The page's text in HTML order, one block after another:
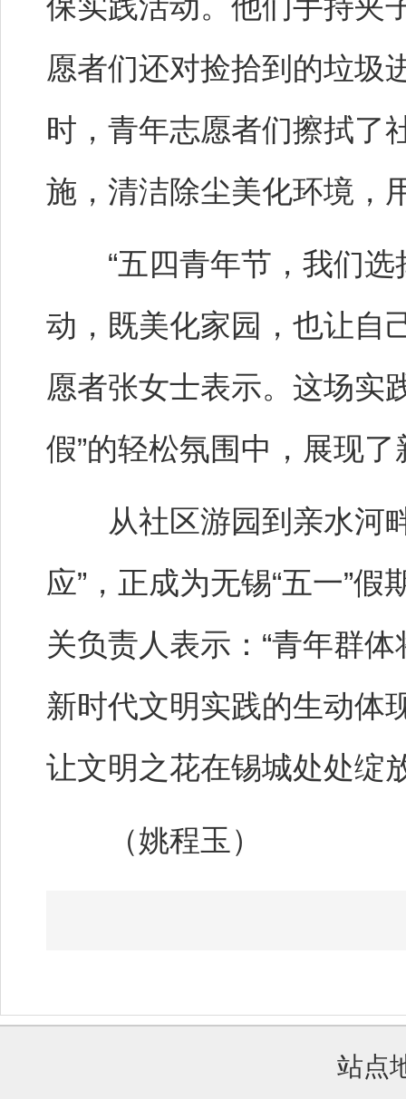
愿者们还对捡拾到的垃圾
时，青年志愿者们擦拭了
施，清洁除尘美化环境，
“五四青年节，我们选
动，既美化家园，也让自
愿者张女士表示。这场实
假”的轻松氛围中，展现
从社区游园到亲水河畔
应”，正成为无锡“五一”
关负责人表示：“青年群
新时代文明实践的生动体
让文明之花在锡城处处绽
（姚程玉）
站点